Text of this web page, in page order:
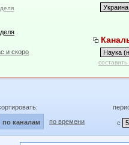
и скоро
по каналам по времени с